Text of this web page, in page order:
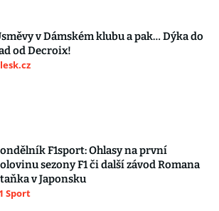
v Dámském klubu a pak… Dýka do
od Decroix!
F1sport: Ohlasy na první
sezony F1 či další závod Romana
v Japonsku
Sport